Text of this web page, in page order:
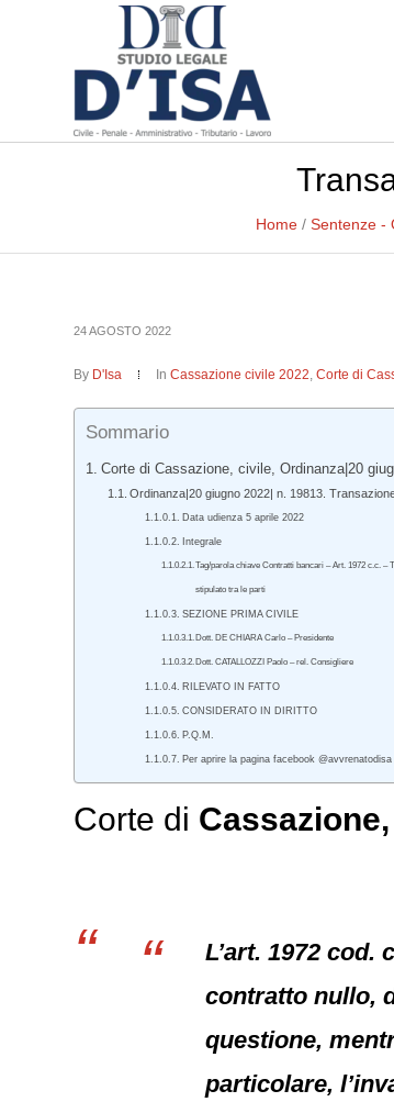
Home / Sentenze -
24 AGOSTO 2022
By D'Isa InCassazione civile 2022,Corte di
Sommario
Corte di Cassazione, civile, Ordinanza|20
Ordinanza|20 giugno 2022| n. 19813.
Data udienza 5 aprile 2022
Integrale
Tag/parola chiave Contratti bancari – Art. 1972 c.c.
stipulato tra le parti
SEZIONE PRIMA CIVILE
Dott. DE CHIARA Carlo – Presidente
Dott. CATALLOZZI Paolo – rel. Consigliere
RILEVATO IN FATTO
CONSIDERATO IN DIRITTO
P.Q.M.
Per aprire la pagina facebook
Corte di Cassazione,
L’art. 1972
contratto nullo,
questione,
particolare,